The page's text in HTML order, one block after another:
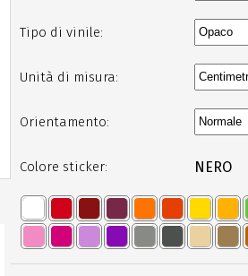
Tipo di vinile:
Unità di misura:
Orientamento:
Colore sticker: NERO